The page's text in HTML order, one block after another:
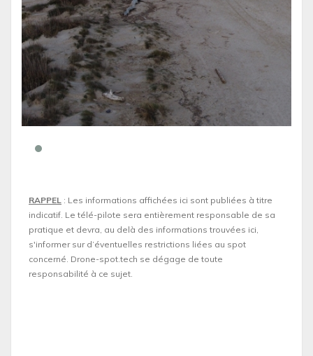
RAPPEL : Les informations affichées ici sont publiées à titre
indicatif. Le télé-pilote sera entièrement responsable de sa
pratique et devra, au delà des informations trouvées ici,
s'informer sur d’éventuelles restrictions liées au spot
concerné. Drone-spot.tech se dégage de toute
responsabilité à ce sujet.